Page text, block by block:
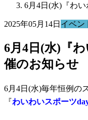
6月4日(水)『わ
2025年05月14日 イベン
6月4日(水)『
催のお知らせ
6月4日(水)毎年恒例の
『わいわいスポーツ